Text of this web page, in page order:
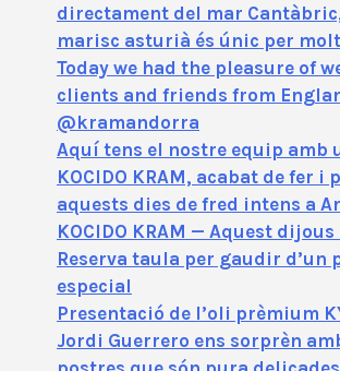
directament del mar
marisc asturià és únic per
Today we had the pleasure of
clients and friends from
@kramandorra
Aquí tens el nostre equip amb
KOCIDO KRAM, acabat de fer i
aquests dies de fred intens a
KOCIDO KRAM — Aquest
Reserva taula per gaudir d’un
especial
Presentació de l’oli prèmium
Jordi Guerrero ens sorprèn